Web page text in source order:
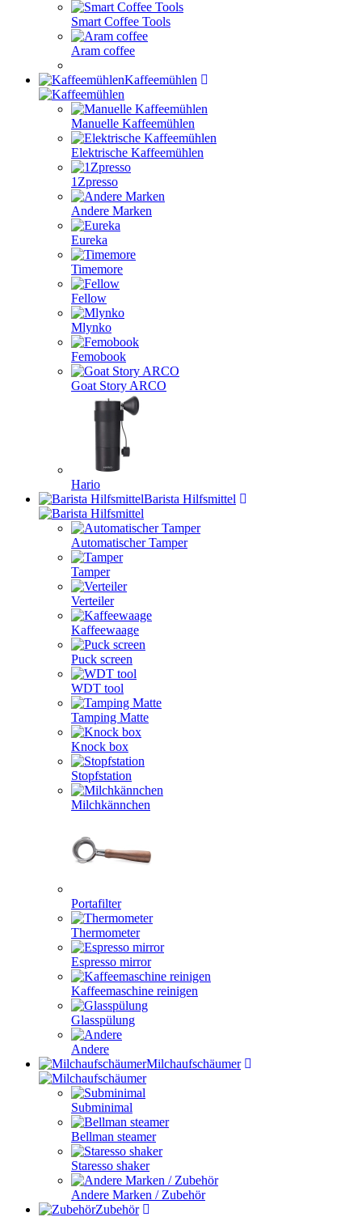
Smart Coffee Tools
Aram coffee
Kaffeemühlen
Manuelle Kaffeemühlen
Elektrische Kaffeemühlen
1Zpresso
Andere Marken
Eureka
Timemore
Fellow
Mlynko
Femobook
Goat Story ARCO
Hario
Barista Hilfsmittel
Automatischer Tamper
Tamper
Verteiler
Kaffeewaage
Puck screen
WDT tool
Tamping Matte
Knock box
Stopfstation
Milchkännchen
Portafilter
Thermometer
Espresso mirror
Kaffeemaschine reinigen
Glasspülung
Andere
Milchaufschäumer
Subminimal
Bellman steamer
Staresso shaker
Andere Marken / Zubehör
Zubehör